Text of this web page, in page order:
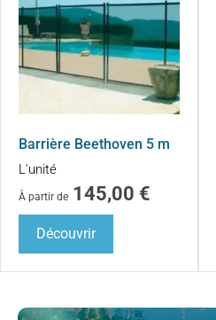
Barrière Beethoven 5 m
L'unité
À partir de 145,00 €
Découvrir